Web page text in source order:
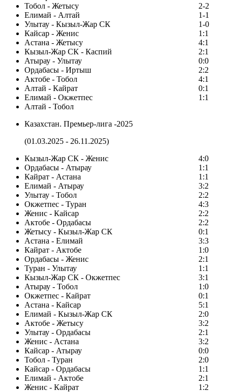
Тобол - Жетысу
2-2
Елимай - Алтай
1-1
Улытау - Кызыл-Жар СК
1-0
Кайсар - Женис
1:1
Астана - Жетысу
4:1
Кызыл-Жар СК - Каспий
2:1
Атырау - Улытау
0:0
Ордабасы - Иртыш
2:2
Актобе - Тобол
4:1
Алтай - Кайрат
0:1
Елимай - Окжетпес
1:1
Алтай - Тобол
Казахстан. Премьер-лига -2025
(01.03.2025 - 26.11.2025)
Кызыл-Жар СК - Женис
4:0
Ордабасы - Атырау
1:1
Кайрат - Астана
1:1
Елимай - Атырау
3:2
Улытау - Тобол
2:2
Окжетпес - Туран
4:3
Женис - Кайсар
2:2
Актобе - Ордабасы
2:2
Жетысу - Кызыл-Жар СК
0:1
Астана - Елимай
3:3
Кайрат - Актобе
1:0
Ордабасы - Женис
2:1
Туран - Улытау
1:1
Кызыл-Жар СК - Окжетпес
3:1
Атырау - Тобол
1:0
Окжетпес - Кайрат
0:1
Астана - Кайсар
5:1
Елимай - Кызыл-Жар СК
2:0
Актобе - Жетысу
3:2
Улытау - Ордабасы
2:1
Женис - Астана
3:2
Кайсар - Атырау
0:0
Тобол - Туран
2:0
Кайсар - Ордабасы
1:1
Елимай - Актобе
2:1
Женис - Кайрат
1:2